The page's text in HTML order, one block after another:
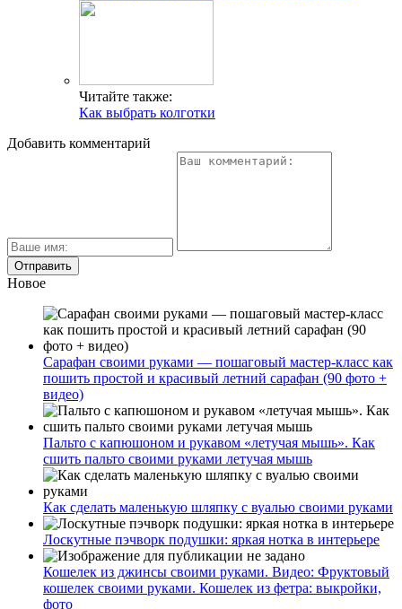
Читайте также:
Как выбрать колготки
Добавить комментарий
Новое
Сарафан своими руками — пошаговый мастер-класс как
пошить простой и красивый летний сарафан (90 фото +
видео)
Пальто с капюшоном и рукавом «летучая мышь». Как
сшить пальто своими руками летучая мышь
Как сделать маленькую шляпку с вуалью своими руками
Лоскутные пэчворк подушки: яркая нотка в интерьере
Кошелек из джинсы своими руками. Видео: Фруктовый
кошелек своими руками. Кошелек из фетра: выкройки,
фото